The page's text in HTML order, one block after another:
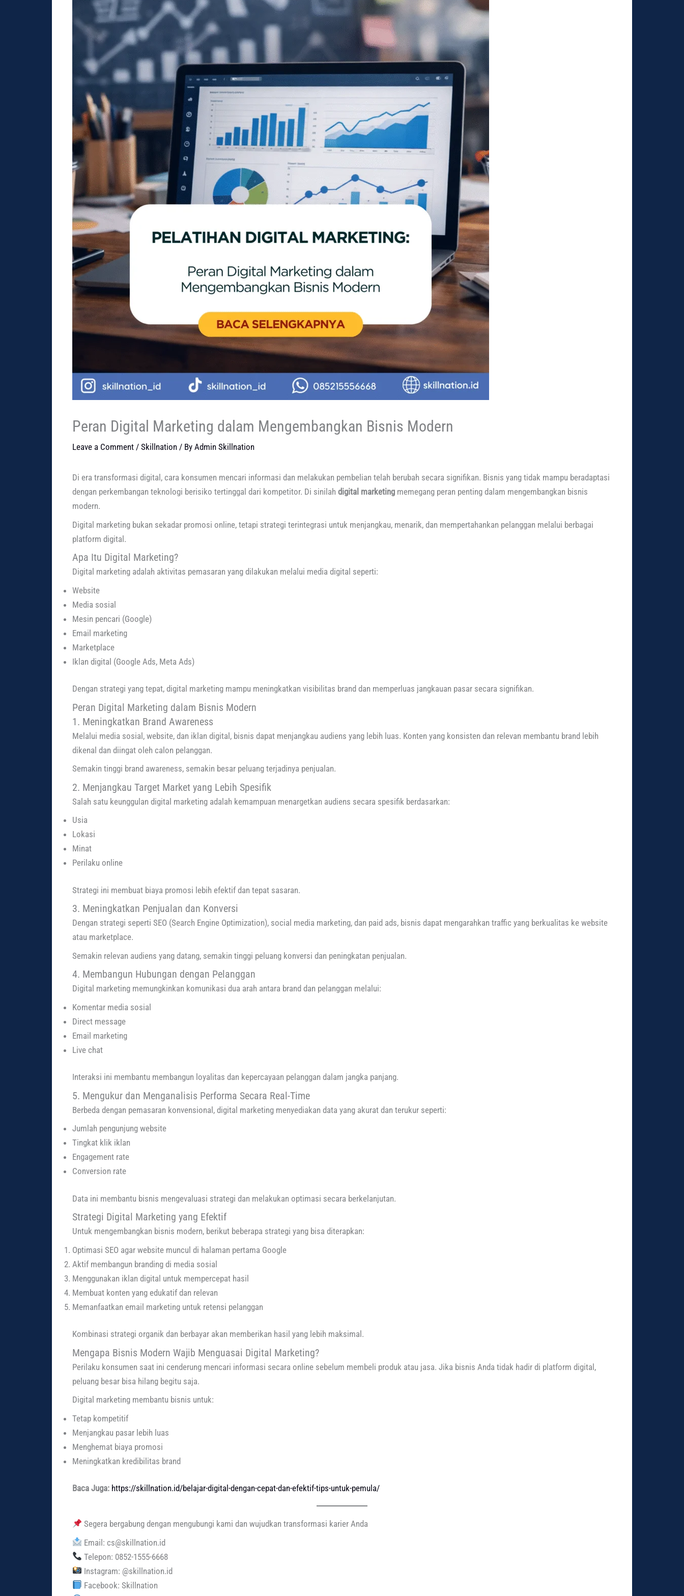
Peran Digital Marketing dalam Mengembangkan Bisnis Modern
Leave a Comment / Skillnation / By Admin Skillnation
Di era transformasi digital, cara konsumen mencari informasi dan melakukan pembelian telah berubah secara signifikan. Bisnis yang tidak mampu beradaptasi
dengan perkembangan teknologi berisiko tertinggal dari kompetitor. Di sinilah digital marketing memegang peran penting dalam mengembangkan bisnis
modern.
Digital marketing bukan sekadar promosi online, tetapi strategi terintegrasi untuk menjangkau, menarik, dan mempertahankan pelanggan melalui berbagai
platform digital.
Apa Itu Digital Marketing?
Digital marketing adalah aktivitas pemasaran yang dilakukan melalui media digital seperti:
Website
Media sosial
Mesin pencari (Google)
Email marketing
Marketplace
Iklan digital (Google Ads, Meta Ads)
Dengan strategi yang tepat, digital marketing mampu meningkatkan visibilitas brand dan memperluas jangkauan pasar secara signifikan.
Peran Digital Marketing dalam Bisnis Modern
1. Meningkatkan Brand Awareness
Melalui media sosial, website, dan iklan digital, bisnis dapat menjangkau audiens yang lebih luas. Konten yang konsisten dan relevan membantu brand lebih
dikenal dan diingat oleh calon pelanggan.
Semakin tinggi brand awareness, semakin besar peluang terjadinya penjualan.
2. Menjangkau Target Market yang Lebih Spesifik
Salah satu keunggulan digital marketing adalah kemampuan menargetkan audiens secara spesifik berdasarkan:
Usia
Lokasi
Minat
Perilaku online
Strategi ini membuat biaya promosi lebih efektif dan tepat sasaran.
3. Meningkatkan Penjualan dan Konversi
Dengan strategi seperti SEO (Search Engine Optimization), social media marketing, dan paid ads, bisnis dapat mengarahkan traffic yang berkualitas ke website
atau marketplace.
Semakin relevan audiens yang datang, semakin tinggi peluang konversi dan peningkatan penjualan.
4. Membangun Hubungan dengan Pelanggan
Digital marketing memungkinkan komunikasi dua arah antara brand dan pelanggan melalui:
Komentar media sosial
Direct message
Email marketing
Live chat
Interaksi ini membantu membangun loyalitas dan kepercayaan pelanggan dalam jangka panjang.
5. Mengukur dan Menganalisis Performa Secara Real-Time
Berbeda dengan pemasaran konvensional, digital marketing menyediakan data yang akurat dan terukur seperti:
Jumlah pengunjung website
Tingkat klik iklan
Engagement rate
Conversion rate
Data ini membantu bisnis mengevaluasi strategi dan melakukan optimasi secara berkelanjutan.
Strategi Digital Marketing yang Efektif
Untuk mengembangkan bisnis modern, berikut beberapa strategi yang bisa diterapkan:
Optimasi SEO agar website muncul di halaman pertama Google
Aktif membangun branding di media sosial
Menggunakan iklan digital untuk mempercepat hasil
Membuat konten yang edukatif dan relevan
Memanfaatkan email marketing untuk retensi pelanggan
Kombinasi strategi organik dan berbayar akan memberikan hasil yang lebih maksimal.
Mengapa Bisnis Modern Wajib Menguasai Digital Marketing?
Perilaku konsumen saat ini cenderung mencari informasi secara online sebelum membeli produk atau jasa. Jika bisnis Anda tidak hadir di platform digital,
peluang besar bisa hilang begitu saja.
Digital marketing membantu bisnis untuk:
Tetap kompetitif
Menjangkau pasar lebih luas
Menghemat biaya promosi
Meningkatkan kredibilitas brand
Baca Juga: https://skillnation.id/belajar-digital-dengan-cepat-dan-efektif-tips-untuk-pemula/
Segera bergabung dengan mengubungi kami dan wujudkan transformasi karier Anda
Email: cs@skillnation.id
Telepon: 0852-1555-6668
Instagram: @skillnation.id
Facebook: Skillnation